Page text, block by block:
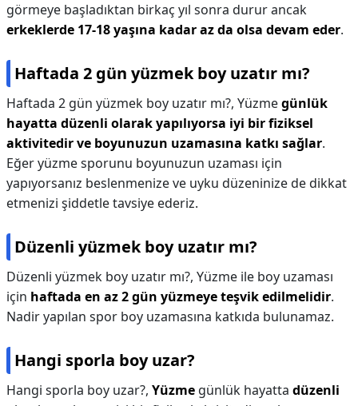
görmeye başladıktan birkaç yıl sonra durur ancak
erkeklerde 17-18 yaşına kadar az da olsa devam eder.
Haftada 2 gün yüzmek boy uzatır mı?
Haftada 2 gün yüzmek boy uzatır mı?, Yüzmegünlük
hayatta düzenli olarak yapılıyorsa iyi bir fiziksel
aktivitedir ve boyunuzun uzamasına katkı sağlar.
Eğer yüzme sporunu boyunuzun uzaması için
yapıyorsanız beslenmenize ve uyku düzeninize de dikkat
etmenizi şiddetle tavsiye ederiz.
Düzenli yüzmek boy uzatır mı?
Düzenli yüzmek boy uzatır mı?, Yüzme ile boy uzaması
için haftada en az 2 gün yüzmeye teşvik edilmelidir.
Nadir yapılan spor boy uzamasına katkıda bulunamaz.
Hangi sporla boy uzar?
Hangi sporla boy uzar?, Yüzme günlük hayatta düzenli